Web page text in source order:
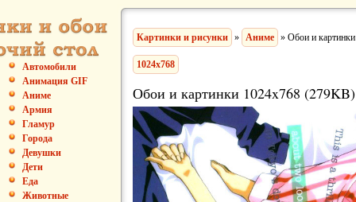
Автомобили
Анимация GIF
Аниме
Армия
Гламур
Города
Девушки
Дети
Еда
Животные
Картинки и рисунки » Аниме » Обои и картинки
1024x768
Обои и картинки 1024x768 (279KB)